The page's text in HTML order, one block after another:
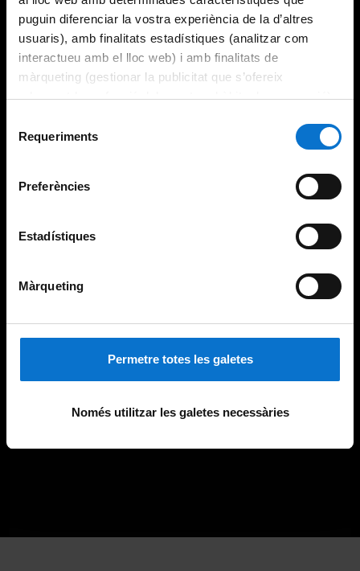
puguin diferenciar la vostra experiència de la d’altres
usuaris), amb finalitats estadístiques (analitzar com
interactueu amb el lloc web) i amb finalitats de
màrqueting (gestionar la publicitat que s’ofereix
adequant-la en funció dels vostres hàbits de navegació).
consultar laPolítica de galetes del lloc web de la
Requeriments
Preferències
Estadístiques
Màrqueting
Permetre totes les galetes
Només utilitzar les galetes necessàries